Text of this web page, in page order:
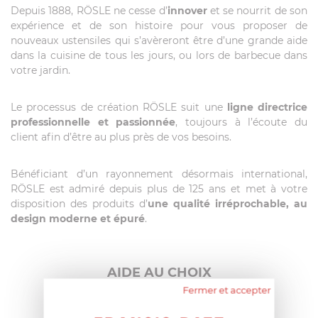
Depuis 1888, RÖSLE ne cesse d’innoveret se nourrit de son
expérience et de son histoire pour vous proposer de
nouveaux ustensiles qui s’avèreront être d’une grande aide
dans la cuisine de tous les jours, ou lors de barbecue dans
votre jardin.
Le processus de création RÖSLE suit une
ligne directrice
professionnelle et passionnée, toujours à l’écoute du
client afin d’être au plus près de vos besoins.
Bénéficiant d’un rayonnement désormais international,
RÖSLE est admiré depuis plus de 125 ans et met à votre
disposition des produits d’une qualité irréprochable, au
design moderne et épuré.
AIDE AU CHOIX
Fermer et accepter